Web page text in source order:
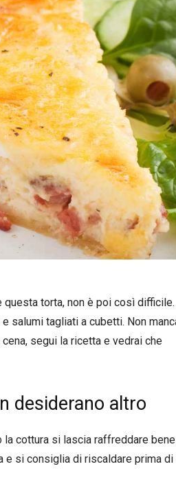
torta, non è poi così
salumi tagliati a cubetti. Non
segui la ricetta e vedrai che
desiderano altro
cottura si lascia raffreddare
e si consiglia di riscaldare prima di